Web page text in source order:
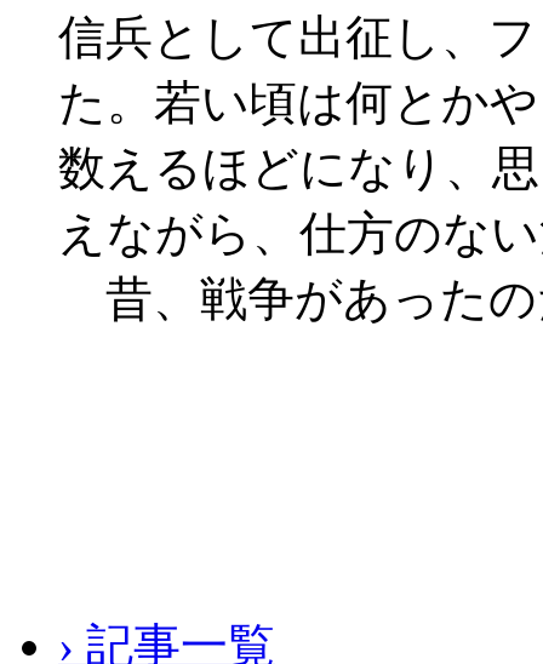
信兵として出征し、
た。若い頃は何とか
数えるほどになり、
えながら、仕方のな
昔、戦争があっ
› 記事一覧